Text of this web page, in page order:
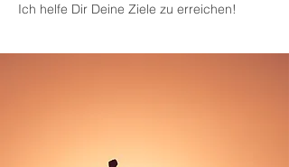
Ich helfe Dir Deine Ziele zu erreichen!